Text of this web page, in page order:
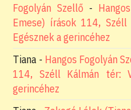
Fogolyán Szellő -
Emese) írások 114,
Egésznek a gerincéhez
Tiana - Hangos Fogolyán
114, Széll Kálmán tér:
gerincéhez